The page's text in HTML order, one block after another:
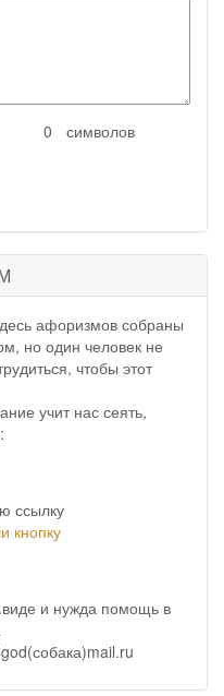
символов
афоризмов собраны
но один человек не
чтобы этот
учит нас сеять,
ссылку
кнопку
и нужда помощь в